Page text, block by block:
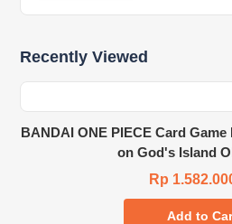
Recently Viewed
BANDAI ONE PIECE Card
on God's Island
Rp
Add to